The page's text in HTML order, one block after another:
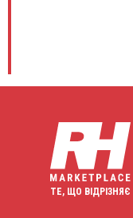
ТЕ, ЩО ВІДРІЗНЯЄ